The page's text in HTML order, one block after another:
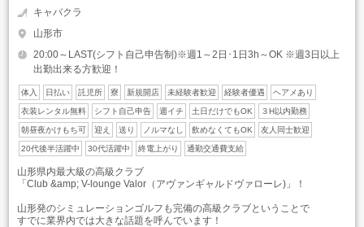
キャバクラ
山形市
20:00～LAST(シフト自己申告制)※週1～2日･1日3h～OK ※週3日以上
出勤出来る方歓迎！
体入 日払い 託児所 寮 新規開店 未経験者歓迎 経験者優遇 ヘアメあり
衣装レンタル無料 シフト自己申告 週イチ 土日だけでもOK ３H以内勤務
朝昼夜かけもち可 迎え 送り ノルマなし 飲めなくてもOK 友人同士歓迎
20代後半活躍中 30代活躍中 終電上がり 通勤交通費支給
山形県内最大級の高級クラブ
「Club &amp; V-lounge Valor（アヴァンギャルドヴァローレ)」！
山形発のシミュレーションゴルフも完備の高級クラブということで
すでに業界内では大きな話題を呼んでいます！